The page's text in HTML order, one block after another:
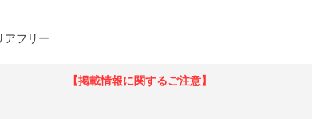
アフリー
【掲載情報に関するご注意】